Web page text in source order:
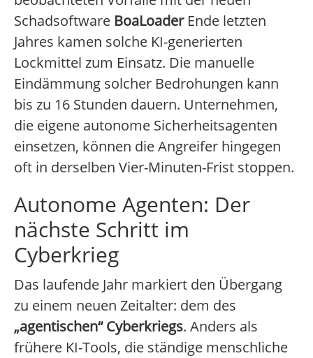
Schadsoftware BoaLoaderEnde letzten
Jahres kamen solche KI-generierten
Lockmittel zum Einsatz. Die manuelle
Eindämmung solcher Bedrohungen kann
bis zu 16 Stunden dauern. Unternehmen,
die eigene autonome Sicherheitsagenten
einsetzen, können die Angreifer hingegen
oft in derselben Vier-Minuten-Frist stoppen.
Autonome Agenten: Der
nächste Schritt im
Cyberkrieg
Das laufende Jahr markiert den Übergang
zu einem neuen Zeitalter: dem des
„agentischen“ Cyberkriegs. Anders als
frühere KI-Tools, die ständige menschliche